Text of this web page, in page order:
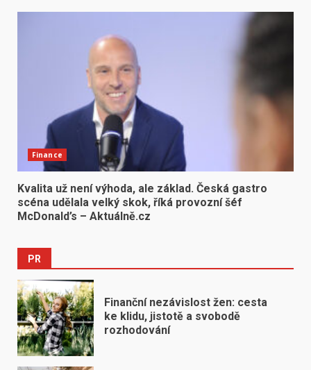
Finance
Kvalita už není výhoda, ale základ. Česká gastro
scéna udělala velký skok, říká provozní šéf
McDonald’s – Aktuálně.cz
PR
Finanční nezávislost žen: cesta
ke klidu, jistotě a svobodě
rozhodování